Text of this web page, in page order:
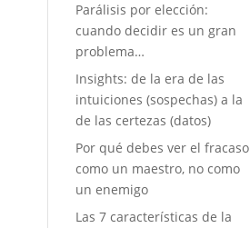
Parálisis por elección:
cuando decidir es un gran
problema…
Insights: de la era de las
intuiciones (sospechas) a la
de las certezas (datos)
Por qué debes ver el fracaso
como un maestro, no como
un enemigo
Las 7 características de la